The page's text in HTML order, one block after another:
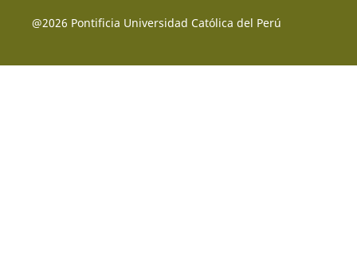
@2026 Pontificia Universidad Católica del Perú